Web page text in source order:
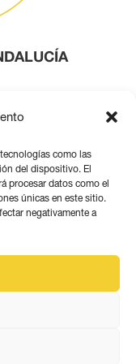
como las
del dispositivo. El
procesar datos como el
únicas en este sitio.
negativamente a
Commons